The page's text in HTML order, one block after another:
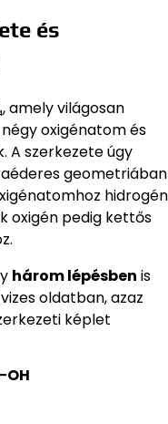
és
, amely világosan
oxigénatom és
A szerkezete úgy
geometriában
hidrogén
oxigén pedig kettős
három lépésben is
oldatban, azaz
képlet